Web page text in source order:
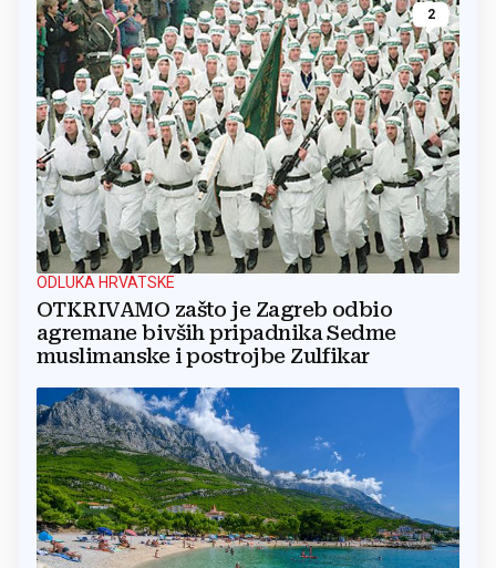
2
ODLUKA HRVATSKE
OTKRIVAMO zašto je Zagreb odbio
agremane bivših pripadnika Sedme
muslimanske i postrojbe Zulfikar